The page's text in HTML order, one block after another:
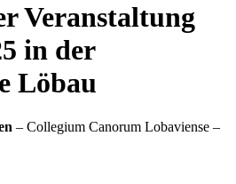
Veranstaltung
in der
Löbau
– Collegium Canorum Lobaviense –